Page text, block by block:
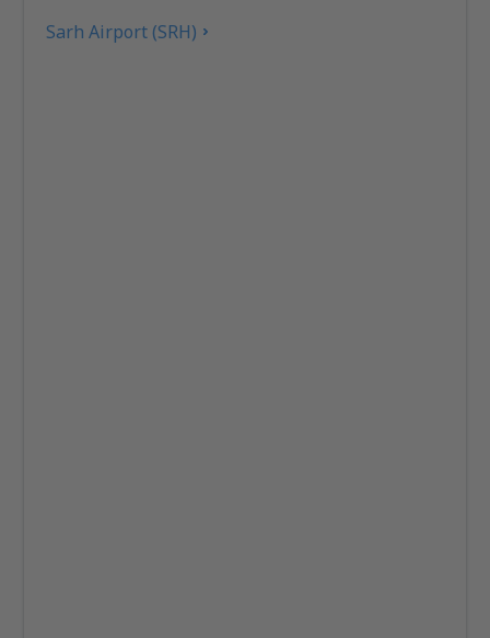
Sarh Airport (SRH)